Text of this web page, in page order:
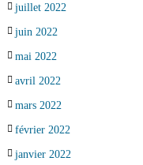
juillet 2022
juin 2022
mai 2022
avril 2022
mars 2022
février 2022
janvier 2022